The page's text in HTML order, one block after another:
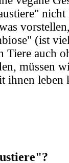
nicht
(ist
Tiere auch
müssen
leben